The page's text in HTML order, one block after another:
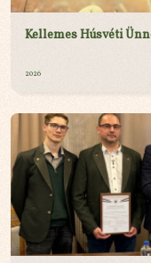
Kellemes Húsvéti
2026